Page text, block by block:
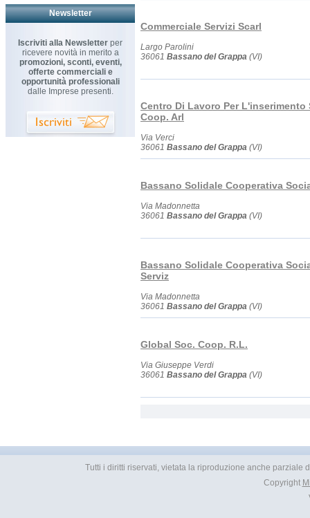
Newsletter
Iscriviti alla Newsletter per
ricevere novità in merito a
promozioni, sconti, eventi,
offerte commerciali e
opportunità professionali
dalle Imprese presenti.
Commerciale Servizi Scarl
Largo Parolini
36061 Bassano del Grappa (VI)
Centro Di Lavoro Per L'inserimento
Coop. Arl
Via Verci
36061 Bassano del Grappa (VI)
Bassano Solidale Cooperativa
Via Madonnetta
36061 Bassano del Grappa (VI)
Bassano Solidale Cooperativa
Serviz
Via Madonnetta
36061 Bassano del Grappa (VI)
Global Soc. Coop. R.L.
Via Giuseppe Verdi
36061 Bassano del Grappa (VI)
Tutti i diritti riservati, vietata la riproduzione anche parziale
Copyright